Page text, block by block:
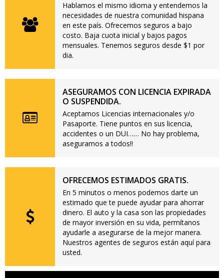
Hablamos el mismo idioma y entendemos la
necesidades de nuestra comunidad hispana
en este país. Ofrecemos seguros a bajo
costo. Baja cuota inicial y bajos pagos
mensuales. Tenemos seguros desde $1 por
dia.
ASEGURAMOS CON LICENCIA EXPIRADA
O SUSPENDIDA.
Aceptamos Licencias internacionales y/o
Pasaporte. Tiene puntos en sus licencia,
accidentes o un DUI…… No hay problema,
aseguramos a todos!!
OFRECEMOS ESTIMADOS GRATIS.
En 5 minutos o menos podemos darte un
estimado que te puede ayudar para ahorrar
dinero. El auto y la casa son las propiedades
de mayor inversión en su vida, permítanos
ayudarle a asegurarse de la mejor manera.
Nuestros agentes de seguros están aquí para
usted.